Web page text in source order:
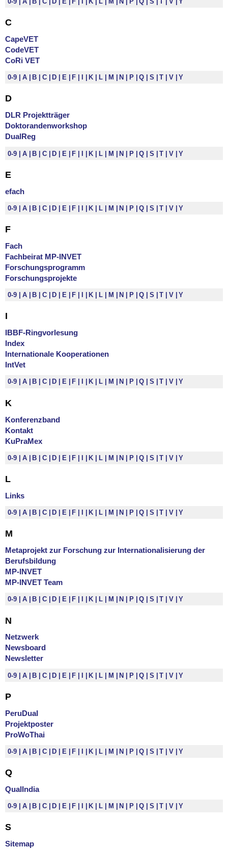
C
CapeVET
CodeVET
CoRi VET
0-9 A B C D E F K L M N P Q S T V Y
D
DLR Projektträger
Doktorandenworkshop
DualReg
0-9 A B C D E F I K L M N P Q S T V Y
E
efach
0-9 A B C D E F K L M N P Q S T V Y
F
Fach
Fachbeirat MP-INVET
Forschungsprogramm
Forschungsprojekte
0-9 A B C D E F K L M N P Q S T V Y
I
IBBF-Ringvorlesung
Index
Internationale Kooperationen
IntVet
0-9 A B C D E F K L M N P Q S T V Y
K
Konferenzband
Kontakt
KuPraMex
0-9 A B C D E F I K L M N P Q S T V Y
L
Links
0-9 A B C D E F K L M N P Q S T V Y
M
Metaprojekt zur Forschung zur Internationalisierung der
Berufsbildung
MP-INVET
MP-INVET Team
0-9 A B C D E F K L M N P Q S T V Y
N
Netzwerk
Newsboard
Newsletter
0-9 A B C D E F I K L M N P Q S T V Y
P
PeruDual
Projektposter
ProWoThai
0-9 A B C D E F K L M N P Q S T V Y
Q
QualIndia
0-9 A B C D E F K L M N P Q S T V Y
S
Sitemap